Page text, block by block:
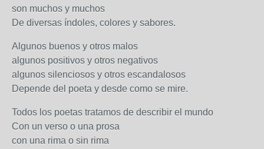
son muchos y muchos
De diversas índoles, colores y sabores.
Algunos buenos y otros malos
algunos positivos y otros negativos
algunos silenciosos y otros escandalosos
Depende del poeta y desde como se mire.
Todos los poetas tratamos de describir el mundo
Con un verso o una prosa
con una rima o sin rima